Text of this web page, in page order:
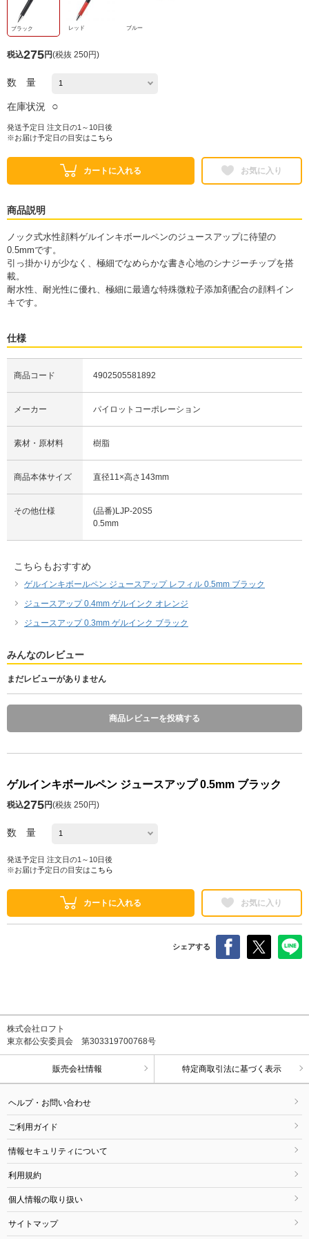
ブラック レッド ブルー
税込275円(税抜 250円)
数 量
在庫状況 ○
発送予定日 注文日の1～10日後
※お届け予定日の目安は こちら
カートに入れる お気に入り
商品説明
ノック式水性顔料ゲルインキボールペンのジュースアップに待望の
0.5mmです。
引っ掛かりが少なく、極細でなめらかな書き心地のシナジーチップを搭
載。
耐水性、耐光性に優れ、極細に最適な特殊微粒子添加剤配合の顔料イン
キです。
仕様
商品コード 4902505581892
メーカー パイロットコーポレーション
素材・原材料 樹脂
商品本体サイズ 直径11×高さ143mm
その他仕様
(品番)LJP-20S5
0.5mm
こちらもおすすめ
ゲルインキボールペン ジュースアップ レフィル 0.5mm ブラック
ジュースアップ 0.4mm ゲルインク オレンジ
ジュースアップ 0.3mm ゲルインク ブラック
みんなのレビュー
まだレビューがありません
商品レビューを投稿する
ゲルインキボールペン ジュースアップ 0.5mm ブラック
税込275円(税抜 250円)
数 量
発送予定日 注文日の1～10日後
※お届け予定日の目安は こちら
カートに入れる お気に入り
シェアする
株式会社ロフト
東京都公安委員会 第303319700768号
販売会社情報 特定商取引法に基づく表示
ヘルプ・お問い合わせ
ご利用ガイド
情報セキュリティについて
利用規約
個人情報の取り扱い
サイトマップ